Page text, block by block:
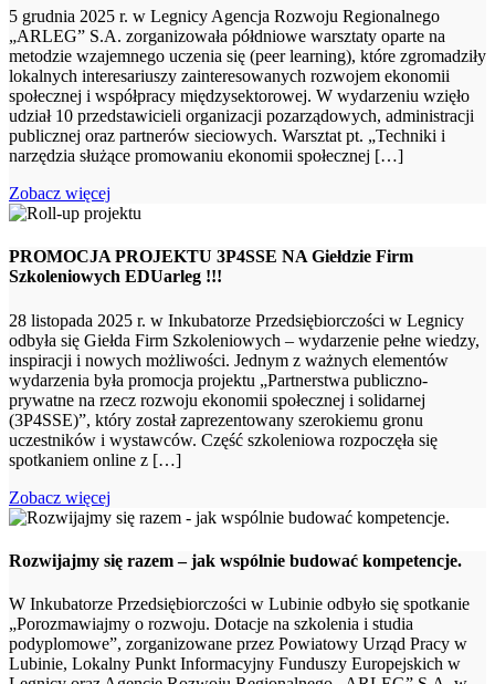
5 grudnia 2025 r. w Legnicy Agencja Rozwoju Regionalnego
„ARLEG” S.A. zorganizowała półdniowe warsztaty oparte na
metodzie wzajemnego uczenia się (peer learning), które zgromadziły
lokalnych interesariuszy zainteresowanych rozwojem ekonomii
społecznej i współpracy międzysektorowej. W wydarzeniu wzięło
udział 10 przedstawicieli organizacji pozarządowych, administracji
publicznej oraz partnerów sieciowych. Warsztat pt. „Techniki i
narzędzia służące promowaniu ekonomii społecznej […]
Zobacz więcej
PROMOCJA PROJEKTU 3P4SSE NA Giełdzie Firm
Szkoleniowych EDUarleg !!!
28 listopada 2025 r. w Inkubatorze Przedsiębiorczości w Legnicy
odbyła się Giełda Firm Szkoleniowych – wydarzenie pełne wiedzy,
inspiracji i nowych możliwości. Jednym z ważnych elementów
wydarzenia była promocja projektu „Partnerstwa publiczno-
prywatne na rzecz rozwoju ekonomii społecznej i solidarnej
(3P4SSE)”, który został zaprezentowany szerokiemu gronu
uczestników i wystawców. Część szkoleniowa rozpoczęła się
spotkaniem online z […]
Zobacz więcej
Rozwijajmy się razem – jak wspólnie budować kompetencje.
W Inkubatorze Przedsiębiorczości w Lubinie odbyło się spotkanie
„Porozmawiajmy o rozwoju. Dotacje na szkolenia i studia
podyplomowe”, zorganizowane przez Powiatowy Urząd Pracy w
Lubinie, Lokalny Punkt Informacyjny Funduszy Europejskich w